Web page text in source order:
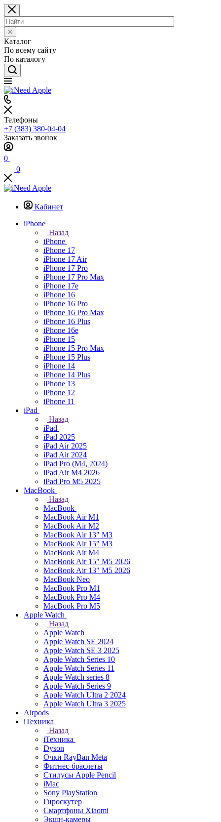
Каталог
По всему сайту
По каталогу
Телефоны
+7 (383) 380-04-04
Заказать звонок
0
0
Кабинет
iPhone
Назад
iPhone
iPhone 17
iPhone 17 Air
iPhone 17 Pro
iPhone 17 Pro Max
iPhone 17e
iPhone 16
iPhone 16 Pro
iPhone 16 Pro Max
iPhone 16 Plus
iPhone 16e
iPhone 15
iPhone 15 Pro Max
iPhone 15 Plus
iPhone 14
iPhone 14 Plus
iPhone 13
iPhone 12
iPhone 11
iPad
Назад
iPad
iPad 2025
iPad Air 2025
iPad Air 2024
iPad Pro (M4, 2024)
iPad Air M4 2026
iPad Pro M5 2025
MacBook
Назад
MacBook
MacBook Air M1
MacBook Air M2
MacBook Air 13" M3
MacBook Air 15" M3
MacBook Air M4
MacBook Air 15" М5 2026
MacBook Air 13" М5 2026
MacBook Neo
MacBook Pro M1
MacBook Pro M4
MacBook Pro M5
Apple Watch
Назад
Apple Watch
Apple Watch SE 2024
Apple Watch SE 3 2025
Apple Watch Series 10
Apple Watch Series 11
Apple Watch series 8
Apple Watch Series 9
Apple Watch Ultra 2 2024
Apple Watch Ultra 3 2025
Airpods
iТехника
Назад
iТехника
Dyson
Очки RayBan Meta
Фитнес-браслеты
Стилусы Apple Pencil
iMac
Sony PlayStation
Гироскутер
Смартфоны Xiaomi
Экшн-камеры